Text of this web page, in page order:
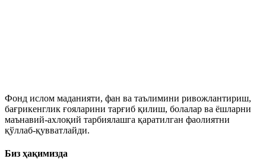
Фонд ислом маданияти, фан ва таълимини ривожлантириш,
бағрикенглик ғояларини тарғиб қилиш, болалар ва ёшларни
маънавий-ахлоқий тарбиялашга қаратилган фаолиятни
қўллаб-қувватлайди.
Биз ҳақимизда